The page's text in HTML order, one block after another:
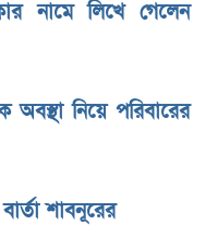
নামে লিখে গেলেন
অবস্থা নিয়ে পরিবারের
শাবনূরের